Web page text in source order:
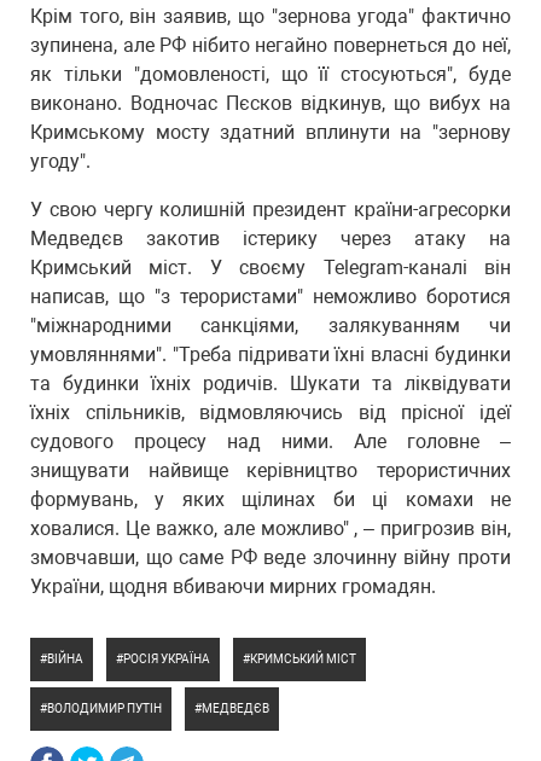
Крім того, він заявив, що "зернова угода" фактично
зупинена, але РФ нібито негайно повернеться до неї,
як тільки "домовленості, що її стосуються", буде
виконано. Водночас Пєсков відкинув, що вибух на
Кримському мосту здатний вплинути на "зернову
угоду".
У свою чергу колишній президент країни-агресорки
Медведєв закотив істерику через атаку на
Кримський міст. У своєму Telegram-каналі він
написав, що "з терористами" неможливо боротися
"міжнародними санкціями, залякуванням чи
умовляннями". "Треба підривати їхні власні будинки
та будинки їхніх родичів. Шукати та ліквідувати
їхніх спільників, відмовляючись від прісної ідеї
судового процесу над ними. Але головне –
знищувати найвище керівництво терористичних
формувань, у яких щілинах би ці комахи не
ховалися. Це важко, але можливо" , – пригрозив він,
змовчавши, що саме РФ веде злочинну війну проти
України, щодня вбиваючи мирних громадян.
ВІЙНА РОСІЯ УКРАЇНА КРИМСЬКИЙ МІСТ
ВОЛОДИМИР ПУТІН МЕДВЕДЄВ